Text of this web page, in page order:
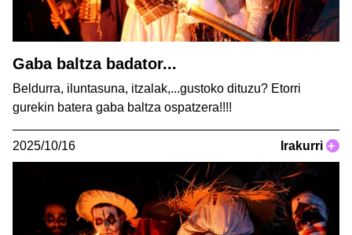
Gaba baltza badator...
Beldurra, iluntasuna, itzalak,...gustoko dituzu? Etorri
gurekin batera gaba baltza ospatzera!!!!
2025/10/16 Irakurri +